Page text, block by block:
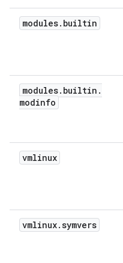
modules. builtin
modules. builtin .
modinfo
vmlinux
vmlinux.symvers